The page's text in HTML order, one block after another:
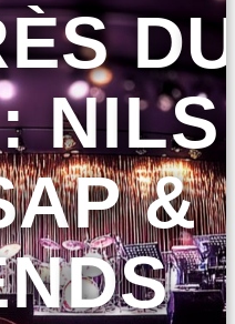
NILS
&